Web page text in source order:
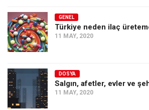
GENEL
Türkiye neden ilaç
11 MAY, 2020
DOSYA
Salgın, afetler, evler ve
11 MAY, 2020